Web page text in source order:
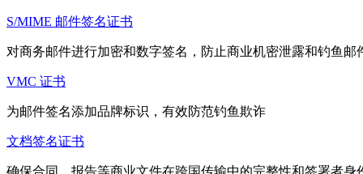
S/MIME 邮件签名证书
对商务邮件进行加密和数字签名，防止商业机密泄露和钓鱼邮
VMC 证书
为邮件签名添加品牌标识，有效防范钓鱼欺诈
文档签名证书